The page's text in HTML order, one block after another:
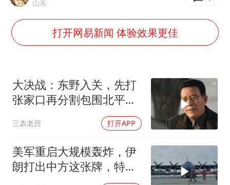
律师称“梅姨”若满75岁或不适用死刑
“梅姨”准确年龄仍未知
南昌一规划馆现“阴间座椅”字样
上海一酒店房间爬满床虱 住客反被怼
中国经济展现强大韧性和活力
山东
打开网易新闻 体验效果更佳
大决战：东野入关，先打
张家口再分割包围北平，
三农老历 打开APP
美军重启大规模轰炸，伊
朗打出中方这张牌，特朗